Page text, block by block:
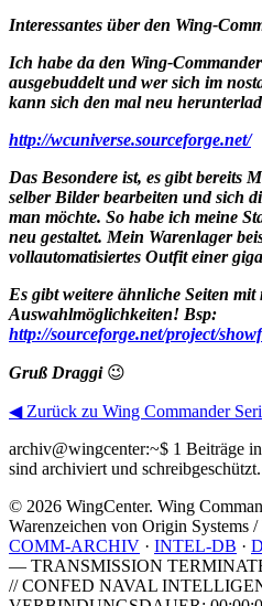
Interessantes über den Wing-
Ich habe da den Wing-
ausgebuddelt und wer sich im
kann sich den mal neu
http://wcuniverse.sourceforge.net/
Das Besondere ist, es gibt bereits
selber Bilder bearbeiten und sich
man möchte. So habe ich meine
neu gestaltet. Mein Warenlager
vollautomatisiertes Outfit einer
Es gibt weitere ähnliche Seiten
Auswahlmöglichkeiten! Bsp:
http://sourceforge.net/project/
Gruß Draggi😉
◀ Zurück zu Wing Commander
archiv@wingcenter:~$ 1 Beiträge
sind archiviert und schreibgeschützt.
© 2026 WingCenter. Wing
Warenzeichen von Origin Systems
COMM-ARCHIV · INTEL-DB ·
— TRANSMISSION
// CONFED NAVAL